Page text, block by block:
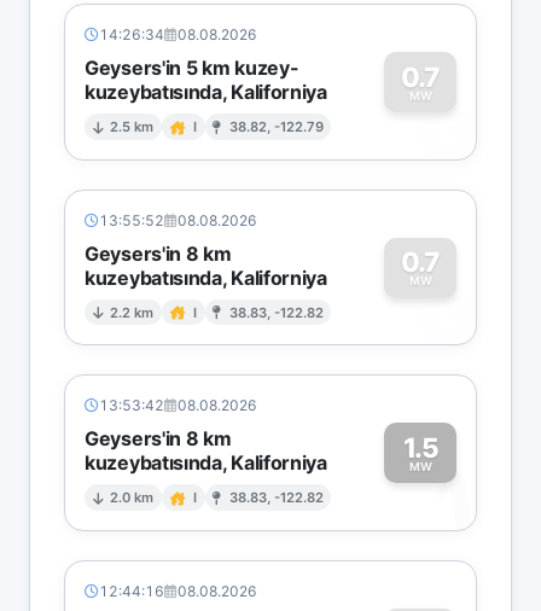
14:26:34 08.08.2026
Geysers'in 5 km kuzey-
kuzeybatısında, Kaliforniya
2.5 km I 38.82, -122.79
0.7
MW
0
13:55:52 08.08.2026
Geysers'in 8 km
kuzeybatısında, Kaliforniya
2.2 km I 38.83, -122.82
0.7
MW
0
13:53:42 08.08.2026
Geysers'in 8 km
kuzeybatısında, Kaliforniya
2.0 km I 38.83, -122.82
1.5
MW1
12:44:16 08.08.2026